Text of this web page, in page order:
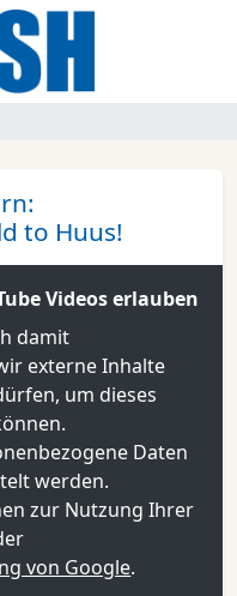
to Huus!
Videos erlauben
damit
externe Inhalte
um dieses
Daten
werden.
zur Nutzung Ihrer
von Google.